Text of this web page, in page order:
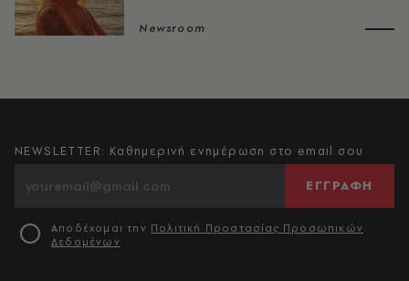
Newsroom
NEWSLETTER: Καθημερινή ενημέρωση στο email σου
ΕΓΓΡΑΦΗ
Αποδέχομαι την Πολιτική Προστασίας Προσωπικών
Δεδομένων